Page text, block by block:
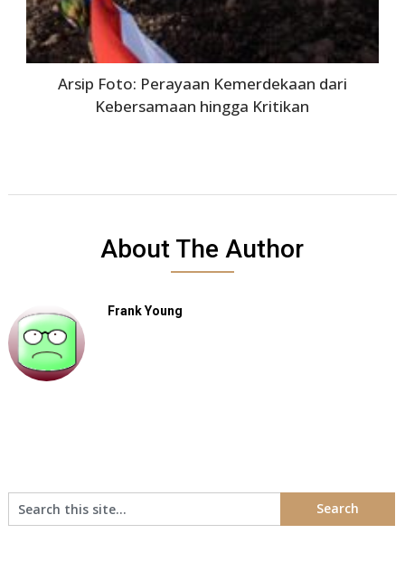
Arsip Foto: Perayaan Kemerdekaan dari
Kebersamaan hingga Kritikan
About The Author
Frank Young